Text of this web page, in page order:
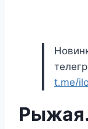
t.me/
Рыжая.